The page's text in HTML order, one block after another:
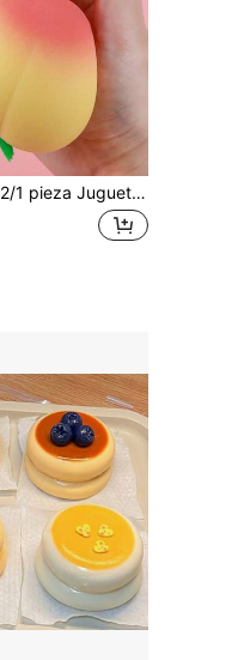
2/1 pieza Juguete antiestrés de melocotón de rebote lento, juguete blando de apretar con forma de melocotón, juguete de dedo realista para aliviar el estrés, adorno decorativo grande, decoración de habitación; regalo perfecto y lindo para cumpleaños, Halloween, Navidad, fiesta, temporada de regreso a la escuela, adecuado para amigos, familia, maestros, unisex